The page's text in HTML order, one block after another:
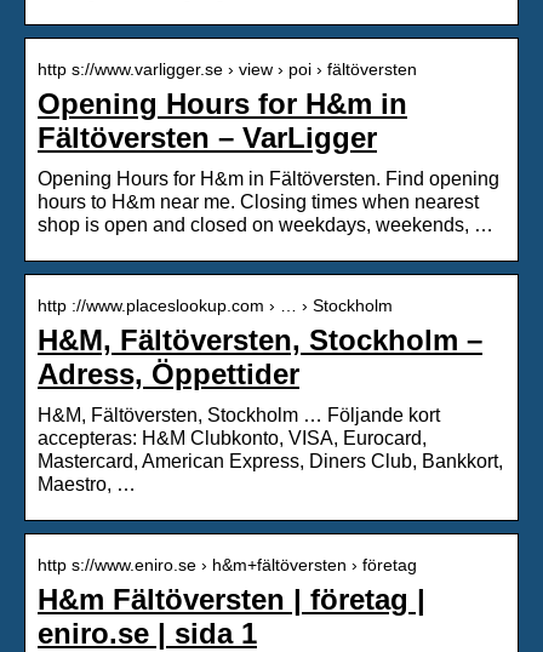
http s://www.varligger.se › view › poi › fältöversten
Opening Hours for H&m in
Fältöversten – VarLigger
Opening Hours for H&m in Fältöversten. Find opening
hours to H&m near me. Closing times when nearest
shop is open and closed on weekdays, weekends, …
http ://www.placeslookup.com › … › Stockholm
H&M, Fältöversten, Stockholm –
Adress, Öppettider
H&M, Fältöversten, Stockholm … Följande kort
accepteras: H&M Clubkonto, VISA, Eurocard,
Mastercard, American Express, Diners Club, Bankkort,
Maestro, …
http s://www.eniro.se › h&m+fältöversten › företag
H&m Fältöversten | företag |
eniro.se | sida 1